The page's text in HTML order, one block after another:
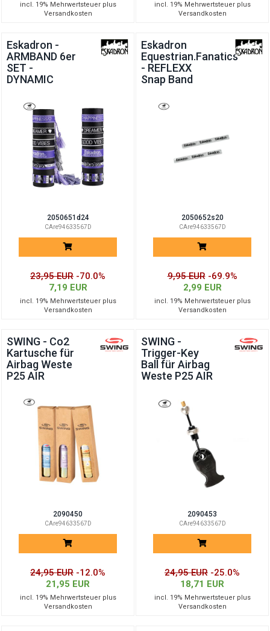
incl. 19% Mehrwertsteuer plus
Versandkosten
incl. 19% Mehrwertsteuer plus
Versandkosten
Eskadron -
ARMBAND 6er
SET -
DYNAMIC
2050651d24
CAre94633567D
23,95 EUR -70.0%
7,19 EUR
incl. 19% Mehrwertsteuer plus
Versandkosten
Eskadron
Equestrian.Fanatics
- REFLEXX
Snap Band
2050652s20
CAre94633567D
9,95 EUR -69.9%
2,99 EUR
incl. 19% Mehrwertsteuer plus
Versandkosten
SWING - Co2
Kartusche für
Airbag Weste
P25 AIR
2090450
CAre94633567D
24,95 EUR -12.0%
21,95 EUR
incl. 19% Mehrwertsteuer plus
Versandkosten
SWING -
Trigger-Key
Ball für Airbag
Weste P25 AIR
2090453
CAre94633567D
24,95 EUR -25.0%
18,71 EUR
incl. 19% Mehrwertsteuer plus
Versandkosten